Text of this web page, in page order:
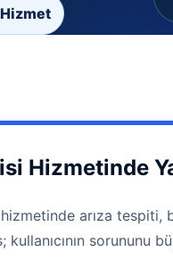
Hizmetinde
arıza tespiti,